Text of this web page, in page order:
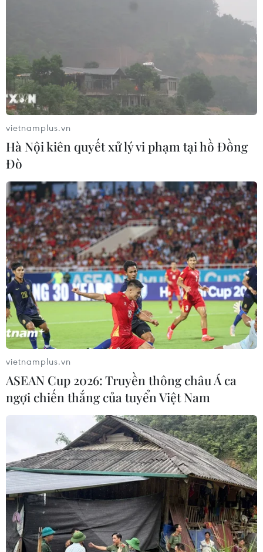
vietnamplus.vn
Hà Nội kiên quyết xử lý vi phạm tại hồ Đồng
Đò
vietnamplus.vn
ASEAN Cup 2026: Truyền thông châu Á ca
ngợi chiến thắng của tuyển Việt Nam